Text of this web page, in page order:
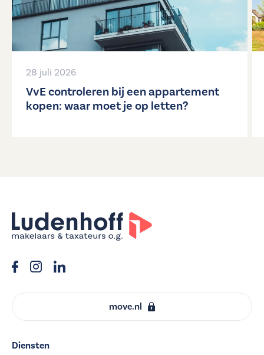
28 juli 2026
VvE controleren bij een appartement
kopen: waar moet je op letten?
move.nl
Diensten